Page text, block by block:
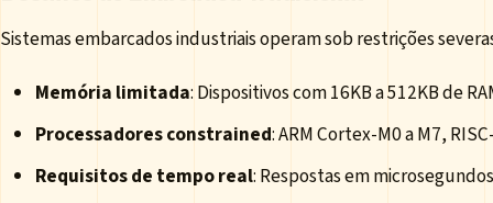
Sistemas embarcados industriais operam sob restrições
Memória limitada: Dispositivos com 16KB a 512KB de
Processadores constrained: ARM Cortex-M0 a M7,
Requisitos de tempo real: Respostas em microsegundos